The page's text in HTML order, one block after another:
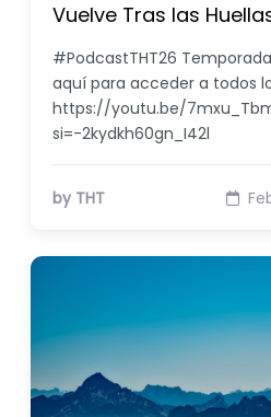
Vuelve Tras las
#PodcastTHT26
aquí para acceder a todos
https://youtu.be/
si=-2kydkh60gn_I42l
by THT